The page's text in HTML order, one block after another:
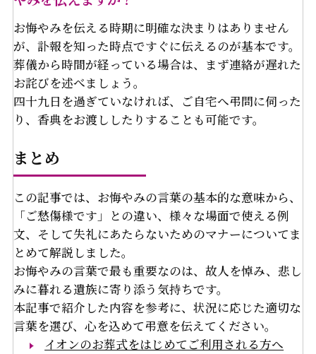
お悔やみを伝える時期に明確な決まりはありません
が、訃報を知った時点ですぐに伝えるのが基本です。
葬儀から時間が経っている場合は、まず連絡が遅れた
お詫びを述べましょう。
四十九日を過ぎていなければ、ご自宅へ弔問に伺った
り、香典をお渡ししたりすることも可能です。
まとめ
この記事では、お悔やみの言葉の基本的な意味から、
「ご愁傷様です」との違い、様々な場面で使える例
文、そして失礼にあたらないためのマナーについてま
とめて解説しました。
お悔やみの言葉で最も重要なのは、故人を悼み、悲し
みに暮れる遺族に寄り添う気持ちです。
本記事で紹介した内容を参考に、状況に応じた適切な
言葉を選び、心を込めて弔意を伝えてください。
イオンのお葬式をはじめてご利用される方へ